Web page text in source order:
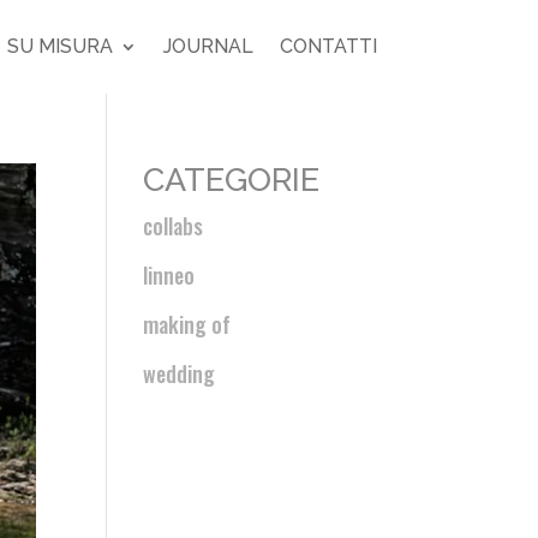
SU MISURA JOURNAL CONTATTI
CATEGORIE
collabs
linneo
making of
wedding